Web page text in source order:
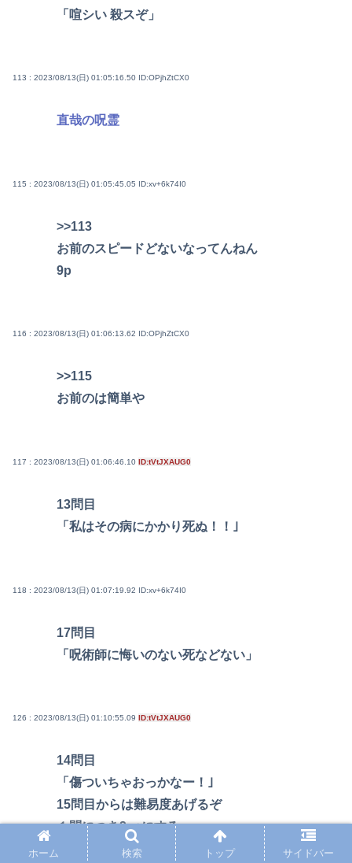
「喧シい 殺スぞ」
113 : 2023/08/13(日) 01:05:16.50 ID:OPjhZtCX0
直哉の呪霊
115 : 2023/08/13(日) 01:05:45.05 ID:xv+6k74I0
>>113
お前のスピードどないなってんねん
9p
116 : 2023/08/13(日) 01:06:13.62 ID:OPjhZtCX0
>>115
お前のは簡単や
117 : 2023/08/13(日) 01:06:46.10 ID:tVtJXAUG0
13問目
「私はその病にかかり死ぬ！！｣
118 : 2023/08/13(日) 01:07:19.92 ID:xv+6k74I0
17問目
「呪術師に悔いのない死などない」
126 : 2023/08/13(日) 01:10:55.09 ID:tVtJXAUG0
14問目
「傷ついちゃおっかなー！｣
15問目からは難易度あげるぞ
１問につき2p+にする
ホーム 検索 トップ サイドバー